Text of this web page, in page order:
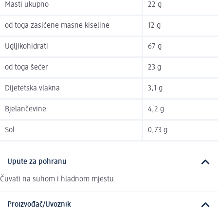
Masti ukupno 22 g
od toga zasićene masne kiseline 12 g
Ugljikohidrati 67 g
od toga šećer 23 g
Dijetetska vlakna 3,1 g
Bjelančevine 4,2 g
Sol 0,73 g
Upute za pohranu
Čuvati na suhom i hladnom mjestu.
Proizvođač/Uvoznik